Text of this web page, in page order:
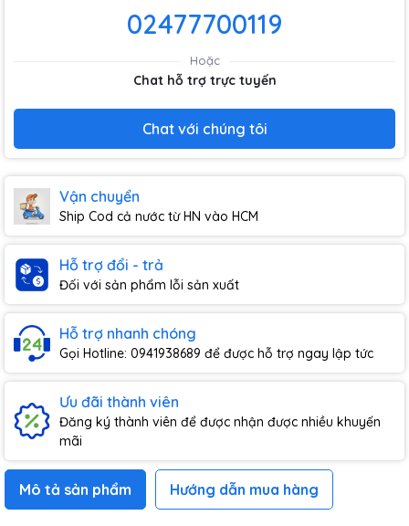
02477700119
Hoặc
Chat hỗ trợ trực tuyến
Chat với chúng tôi
Vận chuyển
Ship Cod cả nước từ HN vào HCM
Hỗ trợ đổi - trả
Đối với sản phẩm lỗi sản xuất
Hỗ trợ nhanh chóng
Gọi Hotline: 0941938689 để được hỗ trợ ngay lập tức
Ưu đãi thành viên
Đăng ký thành viên để được nhận được nhiều khuyến
mãi
Mô tả sản phẩm Hướng dẫn mua hàng